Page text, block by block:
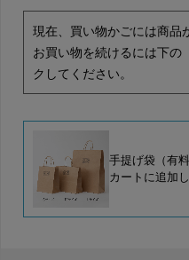
現在、買い物かごには商品
お買い物を続けるには下の
クしてください。
手提げ袋（有
カートに追加